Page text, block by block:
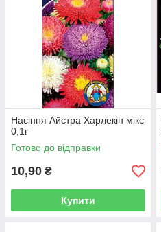
Насіння Айстра Харлекін мікс
0,1г
Готово до відправки
10,90 ₴
Купити